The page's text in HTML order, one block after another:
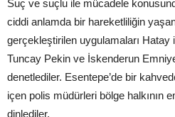
Suç ve suçlu ile mücadele
ciddi anlamda bir hareketliliğin
gerçekleştirilen uygulamaları Hatay
Tuncay Pekin ve İskenderun
denetlediler. Esentepe’de bir
içen polis müdürleri bölge halkının
dinlediler.